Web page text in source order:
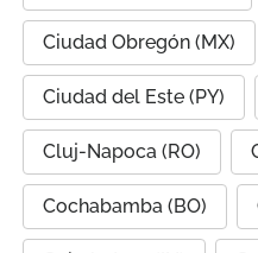
Ciudad Obregón (MX)
Ciudad del Este (PY)
Cluj-Napoca (RO)
Cochabamba (BO)